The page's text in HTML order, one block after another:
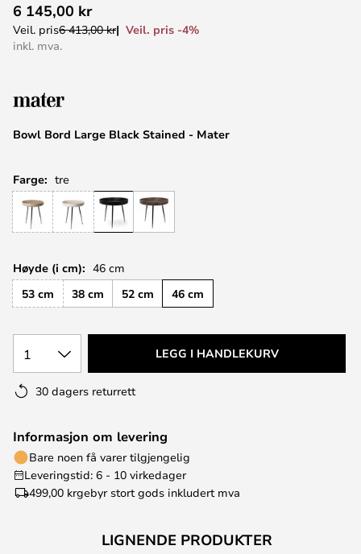
til
begynnelsen
Bowl Bord Large Black Stained - Mater
6 145,00 kr
Veil. pris6 413,00 kr
Veil. pris -4%
inkl. mva.
Farge: tre
Høyde (i cm): 46 cm
53 cm
38 cm 52 cm 46 cm
1 LEGG I HANDLEKURV
30 dagers returrett
Informasjon om levering
Bare noen få varer tilgjengelig
Leveringstid: 6 - 10 virkedager
499,00 krgebyr stort gods inkludert mva
LIGNENDE PRODUKTER